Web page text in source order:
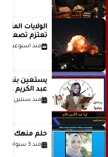
الولايات
تعتزم تصعيد
منذ اسبوعين
عبد الكريم غانم
منذ سنتين
حلم منهك للشاعرة رانيا
منذ 3 سنوات